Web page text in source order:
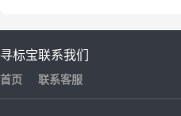
寻标宝
首页
联系我们
联系客服